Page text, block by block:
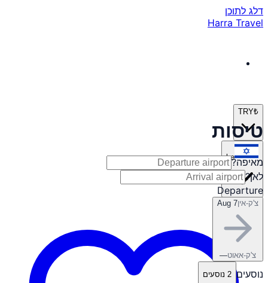
דלג לתוכן
Harra Travel
₺
TRY
he
טיסות
מאיפה?
לאן?
Departure
צ'ק-איןAug 7
צ'ק-אאוט—
נוסעים 2 נוסעים